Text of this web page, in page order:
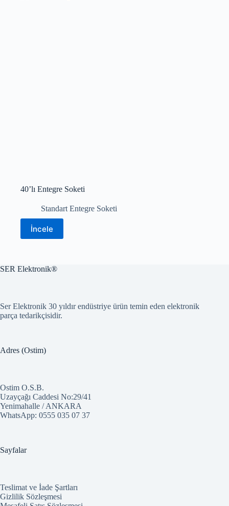
40’lı Entegre Soketi
Standart Entegre Soketi
İncele
SER Elektronik®
Ser Elektronik 30 yıldır endüstriye ürün temin eden elektronik
parça tedarikçisidir.
Adres (Ostim)
Ostim O.S.B.
Uzayçağı Caddesi No:29/41
Yenimahalle / ANKARA
WhatsApp: 0555 035 07 37
Sayfalar
Teslimat ve İade Şartları
Gizlilik Sözleşmesi